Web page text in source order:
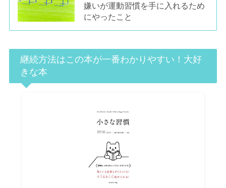
嫌いが運動習慣を手に入れるため
にやったこと
継続方法はこの本が一番わかりやすい！大好
きな本